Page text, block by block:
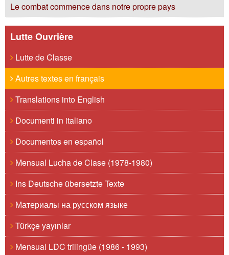
Le combat commence dans notre propre pays
Lutte Ouvrière
Lutte de Classe
Autres textes en français
Translations into English
Documenti in italiano
Documentos en español
Mensual Lucha de Clase (1978-1980)
Ins Deutsche übersetzte Texte
Материалы на русском языке
Türkçe yayınlar
Mensual LDC trilingüe (1986 - 1993)